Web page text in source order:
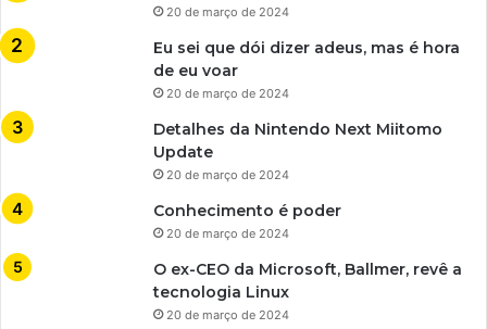
20 de março de 2024
Eu sei que dói dizer adeus, mas é hora
de eu voar
20 de março de 2024
Detalhes da Nintendo Next Miitomo
Update
20 de março de 2024
Conhecimento é poder
20 de março de 2024
O ex-CEO da Microsoft, Ballmer, revê a
tecnologia Linux
20 de março de 2024